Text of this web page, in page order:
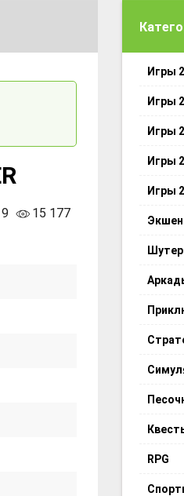
15 177
Игры
Игры
Игры
Игры
Игры
RPG